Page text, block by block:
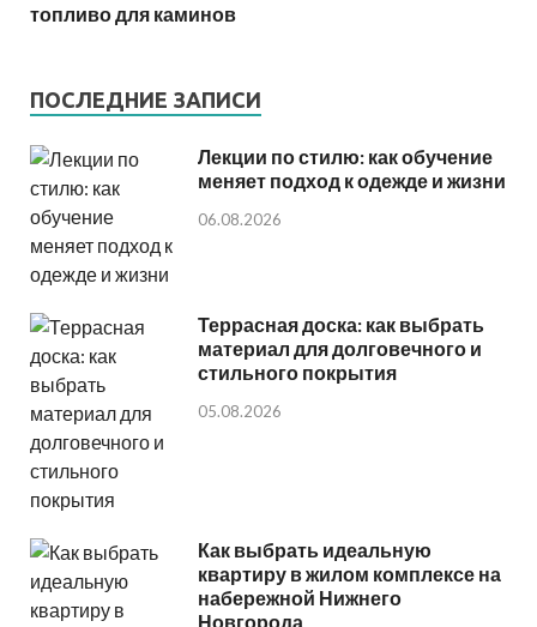
топливо для каминов
ПОСЛЕДНИЕ ЗАПИСИ
Лекции по стилю: как обучение
меняет подход к одежде и жизни
06.08.2026
Террасная доска: как выбрать
материал для долговечного и
стильного покрытия
05.08.2026
Как выбрать идеальную
квартиру в жилом комплексе на
набережной Нижнего
Новгорода